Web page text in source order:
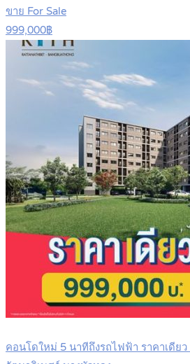
ขาย For Sale
999,000฿
คอนโดใหม่ 5 นาทีถึงรถไฟฟ้า ราคาเดีย